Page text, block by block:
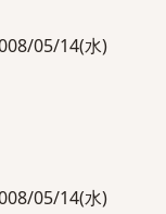
05/14(水)
05/14(水)